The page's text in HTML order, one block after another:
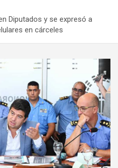
Diputados y se expresó a
en cárceles